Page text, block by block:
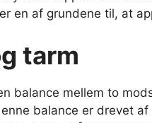
en af ​​grundene til, at
tarm
balance mellem to
balance er drevet